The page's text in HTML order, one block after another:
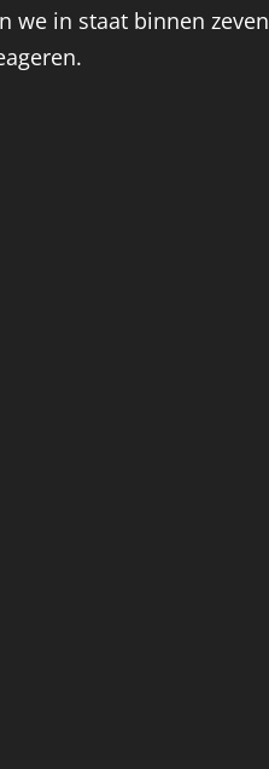
we in staat binnen zeven